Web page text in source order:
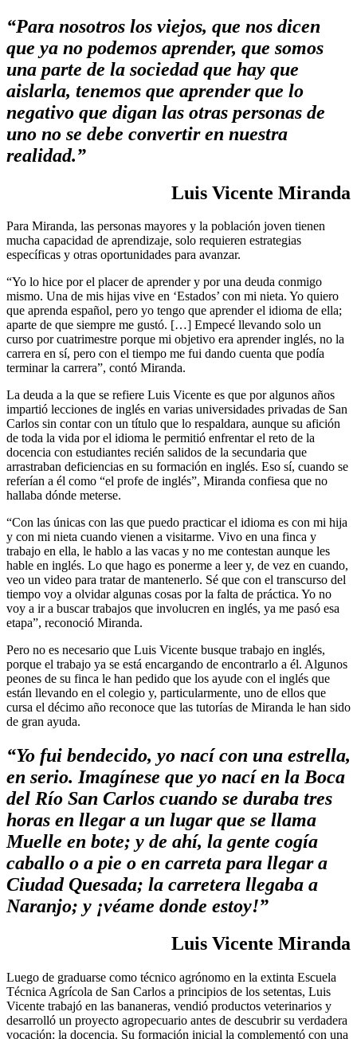
“Para nosotros los viejos, que nos dicen
que ya no podemos aprender, que somos
una parte de la sociedad que hay que
aislarla, tenemos que aprender que lo
negativo que digan las otras personas de
uno no se debe convertir en nuestra
realidad.”
Luis Vicente Miranda
Para Miranda, las personas mayores y la población joven tienen
mucha capacidad de aprendizaje, solo requieren estrategias
específicas y otras oportunidades para avanzar.
“Yo lo hice por el placer de aprender y por una deuda conmigo
mismo. Una de mis hijas vive en ‘Estados’ con mi nieta. Yo quiero
que aprenda español, pero yo tengo que aprender el idioma de ella;
aparte de que siempre me gustó. […] Empecé llevando solo un
curso por cuatrimestre porque mi objetivo era aprender inglés, no la
carrera en sí, pero con el tiempo me fui dando cuenta que podía
terminar la carrera”, contó Miranda.
La deuda a la que se refiere Luis Vicente es que por algunos años
impartió lecciones de inglés en varias universidades privadas de San
Carlos sin contar con un título que lo respaldara, aunque su afición
de toda la vida por el idioma le permitió enfrentar el reto de la
docencia con estudiantes recién salidos de la secundaria que
arrastraban deficiencias en su formación en inglés. Eso sí, cuando se
referían a él como “el profe de inglés”, Miranda confiesa que no
hallaba dónde meterse.
“Con las únicas con las que puedo practicar el idioma es con mi hija
y con mi nieta cuando vienen a visitarme. Vivo en una finca y
trabajo en ella, le hablo a las vacas y no me contestan aunque les
hable en inglés. Lo que hago es ponerme a leer y, de vez en cuando,
veo un video para tratar de mantenerlo. Sé que con el transcurso del
tiempo voy a olvidar algunas cosas por la falta de práctica. Yo no
voy a ir a buscar trabajos que involucren en inglés, ya me pasó esa
etapa”, reconoció Miranda.
Pero no es necesario que Luis Vicente busque trabajo en inglés,
porque el trabajo ya se está encargando de encontrarlo a él. Algunos
peones de su finca le han pedido que los ayude con el inglés que
están llevando en el colegio y, particularmente, uno de ellos que
cursa el décimo año reconoce que las tutorías de Miranda le han sido
de gran ayuda.
“Yo fui bendecido, yo nací con una estrella,
en serio. Imagínese que yo nací en la Boca
del Río San Carlos cuando se duraba tres
horas en llegar a un lugar que se llama
Muelle en bote; y de ahí, la gente cogía
caballo o a pie o en carreta para llegar a
Ciudad Quesada; la carretera llegaba a
Naranjo; y ¡véame donde estoy!”
Luis Vicente Miranda
Luego de graduarse como técnico agrónomo en la extinta Escuela
Técnica Agrícola de San Carlos a principios de los setentas, Luis
Vicente trabajó en las bananeras, vendió productos veterinarios y
desarrolló un proyecto agropecuario antes de descubrir su verdadera
vocación: la docencia. Su formación inicial la complementó con una